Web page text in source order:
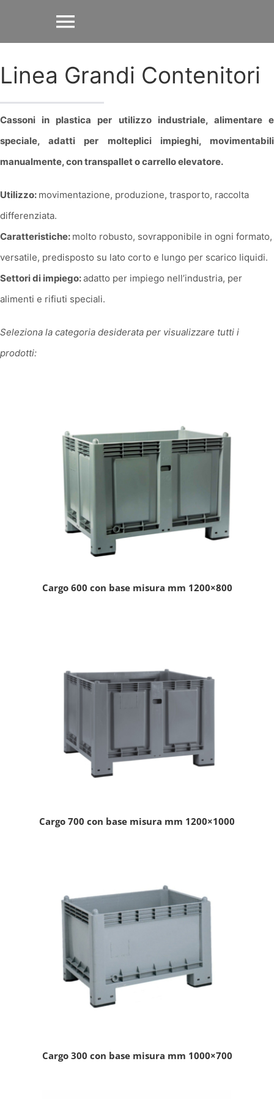
Toggle
Navigation
Nastri Adesivi
Articoli Imballaggio
Attrezzature Imballaggio
Linea Plastica
Linea Grandi Contenitori
Cassoni in plastica per utilizzo industriale, alimentare e
speciale, adatti per molteplici impieghi, movimentabili
manualmente, con transpallet o carrello elevatore.
Utilizzo: movimentazione, produzione, trasporto, raccolta
differenziata.
Caratteristiche: molto robusto, sovrapponibile in ogni formato,
versatile, predisposto su lato corto e lungo per scarico liquidi.
Settori di impiego:adatto per impiego nell’industria, per
alimenti e rifiuti speciali.
Seleziona la categoria desiderata per visualizzare tutti i
prodotti:
Cargo 600 con base misura mm 1200×800
Cargo 700 con base misura mm 1200×1000
Cargo 300 con base misura mm 1000×700